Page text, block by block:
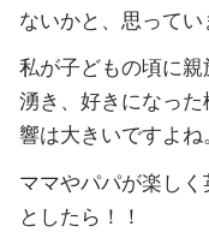
ないかと、思ってい
私が子どもの頃に
湧き、好きになっ
響は大きいですよね
ママやパパが楽し
としたら！！